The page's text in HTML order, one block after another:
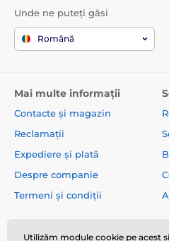
Unde ne puteți găsi
Română
Mai multe informații
Contacte și magazin
Reclamații
Expediere și plată
Despre companie
Termeni și condiții
Utilizăm module cookie pe acest